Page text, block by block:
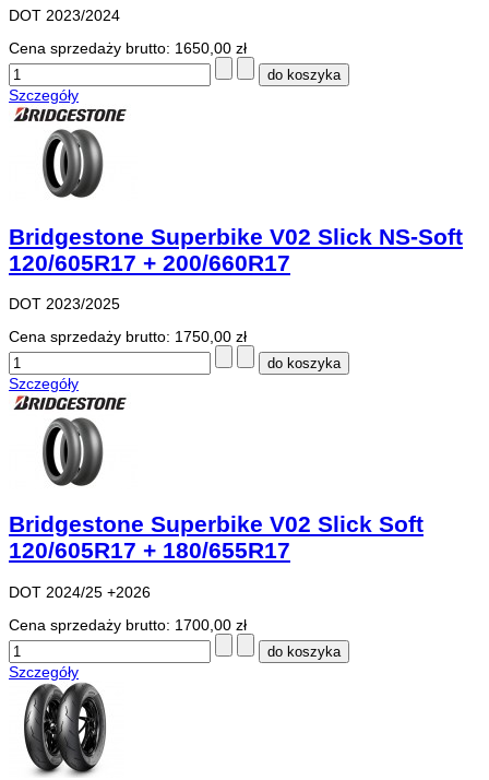
DOT 2023/2024
Cena sprzedaży brutto: 1650,00 zł
Szczegóły
Bridgestone Superbike V02 Slick NS-Soft
120/605R17 + 200/660R17
DOT 2023/2025
Cena sprzedaży brutto: 1750,00 zł
Szczegóły
Bridgestone Superbike V02 Slick Soft
120/605R17 + 180/655R17
DOT 2024/25 +2026
Cena sprzedaży brutto: 1700,00 zł
Szczegóły